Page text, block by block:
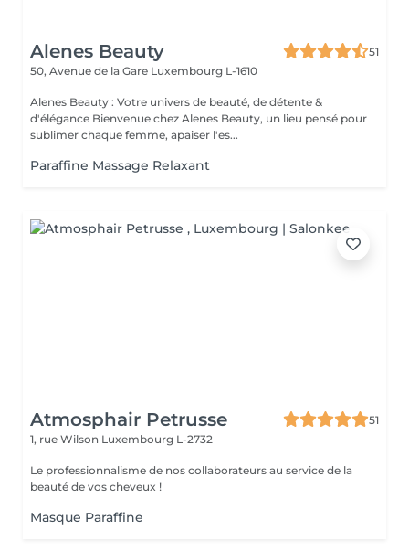
Alenes Beauty
51
50, Avenue de la Gare Luxembourg L-1610
Alenes Beauty : Votre univers de beauté, de détente &
d'élégance Bienvenue chez Alenes Beauty, un lieu pensé pour
sublimer chaque femme, apaiser l'es...
Paraffine Massage Relaxant
Atmosphair Petrusse
51
1, rue Wilson Luxembourg L-2732
Le professionnalisme de nos collaborateurs au service de la
beauté de vos cheveux !
Masque Paraffine